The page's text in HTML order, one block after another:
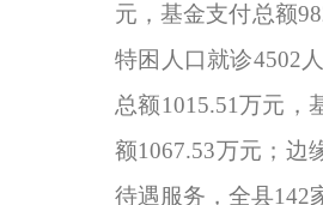
元，基金支付总额
特困人口就诊4502
总额1015.51万元，
额1067.53万元；边
待遇服务，全县142